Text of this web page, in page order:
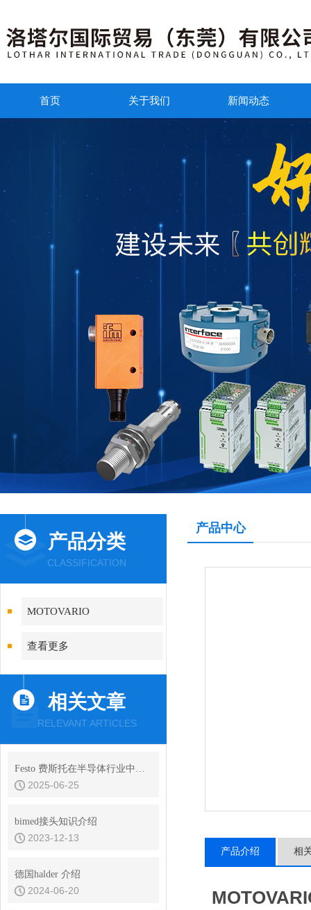
首页 关于我们 新闻动态
产品分类
CLASSIFICATION
MOTOVARIO
查看更多
相关文章
RELEVANT ARTICLES
Festo 费斯托在半导体行业中的解决方案
2025-06-25
bimed接头知识介绍
2023-12-13
德国halder 介绍
2024-06-20
产品中心
产品介绍 相